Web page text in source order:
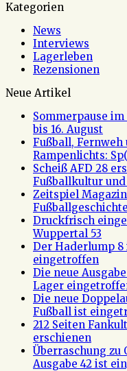
Kategorien
News
Interviews
Lagerleben
Rezensionen
Neue Artikel
Sommerpause im
bis 16. August
Fußball, Fernweh
Rampenlichts:
Scheiß AFD 28
Fußballkultur
Zeitspiel
Druckfrisch
Wuppertal 53
Der Haderlump
eingetroffen
Die neue
Lager
Die neue
Fußball ist
212 Seiten
erschienen
Überraschung zu
Ausgabe 42 ist